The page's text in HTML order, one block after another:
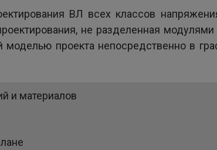
ВЛ всех классов
не разделенная
проекта непосредственно в
и материалов